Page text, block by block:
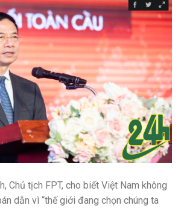
Chủ tịch FPT, cho biết Việt Nam không
dẫn vì “thế giới đang chọn chúng ta